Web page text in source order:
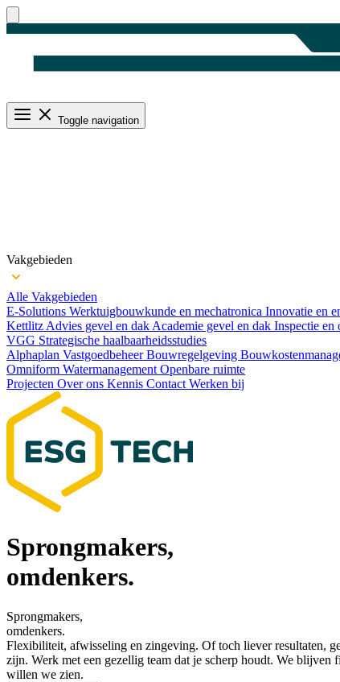
Toggle navigation
Vakgebieden
Alle Vakgebieden
E-Solutions Werktuigbouwkunde en mechatronica Innovatie en
Kettlitz Advies gevel en dak Academie gevel en dak Inspectie en
VGG Strategische haalbaarheids­studies
Alphaplan VastgoedbeheerBouwregelgeving
Omniform Watermanagement Openbare ruimte
Projecten Over ons Kennis Contact Werken bij
Sprongmakers,
omdenkers.
Sprongmakers,
omdenkers.
Flexibiliteit, afwisseling en zingeving. Of toch liever resultaten,
zijn. Werk met een gezellig team dat je scherp houdt. We
willen we zien.